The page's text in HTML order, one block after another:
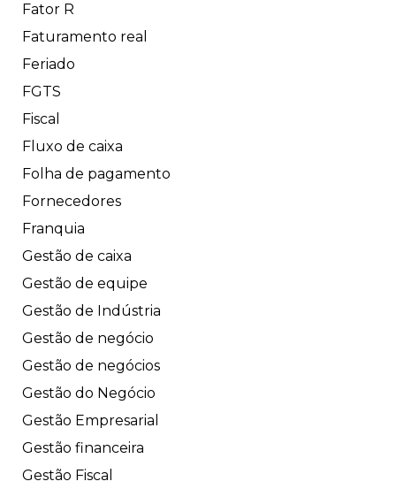
Fator R
Faturamento real
Feriado
FGTS
Fiscal
Fluxo de caixa
Folha de pagamento
Fornecedores
Franquia
Gestão de caixa
Gestão de equipe
Gestão de Indústria
Gestão de negócio
Gestão de negócios
Gestão do Negócio
Gestão Empresarial
Gestão financeira
Gestão Fiscal